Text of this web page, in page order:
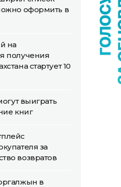
оформить в
на
получения
стартует 10
выиграть
книг
за
возвратов
в